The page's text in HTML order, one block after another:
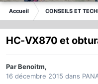
Accueil CONSEILS ET
HC-VX870 et
ParBenoitm,
16 décembre 2015 dans